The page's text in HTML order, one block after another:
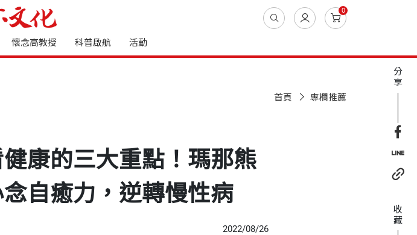
0
懷念高教授 科普啟航 活動
首頁 專欄推薦
康的三大重點！瑪那熊
自癒力，逆轉慢性病
2022/08/26
分
享
收
藏